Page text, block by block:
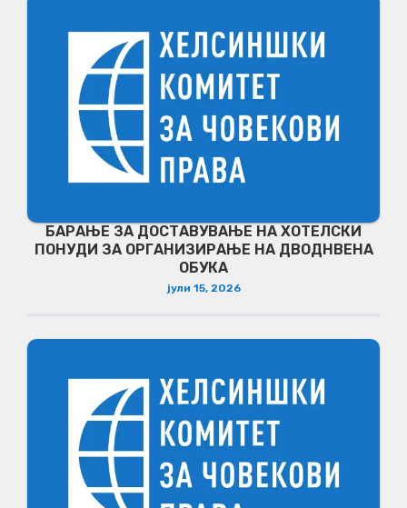
БАРАЊЕ ЗА ДОСТАВУВАЊЕ НA ХОТЕЛСКИ
ПОНУДИ ЗА ОРГАНИЗИРАЊЕ НА ДВОДНВЕНА
ОБУКА
јули 15, 2026